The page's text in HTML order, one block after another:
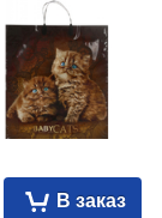
В заказ